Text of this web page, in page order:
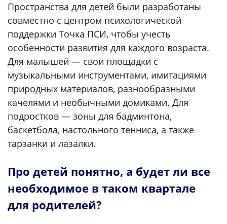
Пространства для детей были разработаны
совместно с центром психологической
поддержки Точка ПСИ, чтобы учесть
особенности развития для каждого возраста.
Для малышей — свои площадки с
музыкальными инструментами, имитациями
природных материалов, разнообразными
качелями и необычными домиками. Для
подростков — зоны для бадминтона,
баскетбола, настольного тенниса, а также
тарзанки и лазалки.
Про детей понятно, а будет ли все
необходимое в таком квартале
для родителей?